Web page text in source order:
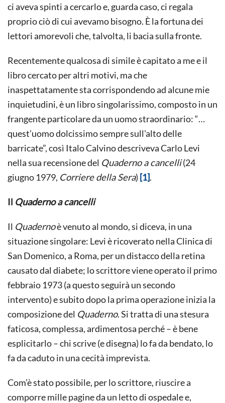
ci aveva spinti a cercarlo e, guarda caso, ci regala
proprio ciò di cui avevamo bisogno. È la fortuna dei
lettori amorevoli che, talvolta, li bacia sulla fronte.
Recentemente qualcosa di simile è capitato a me e il
libro cercato per altri motivi, ma che
inaspettatamente sta corrispondendo ad alcune mie
inquietudini, è un libro singolarissimo, composto in un
frangente particolare da un uomo straordinario: “…
quest’uomo dolcissimo sempre sull’alto delle
barricate”, così Italo Calvino descriveva Carlo Levi
nella sua recensione del Quaderno a cancelli(24
giugno 1979, Corriere della Sera) [1].
Il Quaderno a cancelli
Il Quadernoè venuto al mondo, si diceva, in una
situazione singolare: Levi è ricoverato nella Clinica di
San Domenico, a Roma, per un distacco della retina
causato dal diabete; lo scrittore viene operato il primo
febbraio 1973 (a questo seguirà un secondo
intervento) e subito dopo la prima operazione inizia la
composizione del Quaderno. Si tratta di una stesura
faticosa, complessa, ardimentosa perché – è bene
esplicitarlo – chi scrive (e disegna) lo fa da bendato, lo
fa da caduto in una cecità imprevista.
Com’è stato possibile, per lo scrittore, riuscire a
comporre mille pagine da un letto di ospedale e,